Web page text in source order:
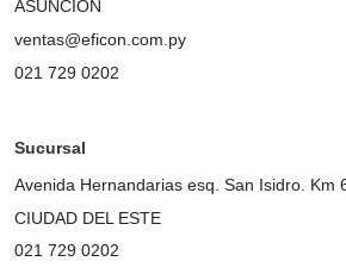
ASUNCION
ventas@eficon.com.py
021 729 0202
Sucursal
Avenida Hernandarias esq. San Isidro. Km
CIUDAD DEL ESTE
021 729 0202